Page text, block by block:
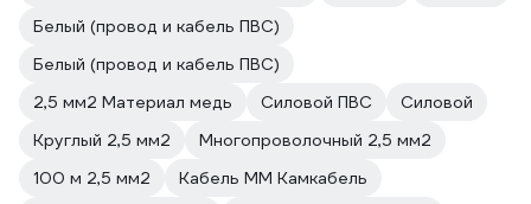
Белый (провод и кабель ПВС)
Белый (провод и кабель ПВС)
2,5 мм2 Материал медь
Силовой ПВС
Силовой
Круглый 2,5 мм2
Многопроволочный 2,5 мм2
100 м 2,5 мм2
Кабель ММ Камкабель